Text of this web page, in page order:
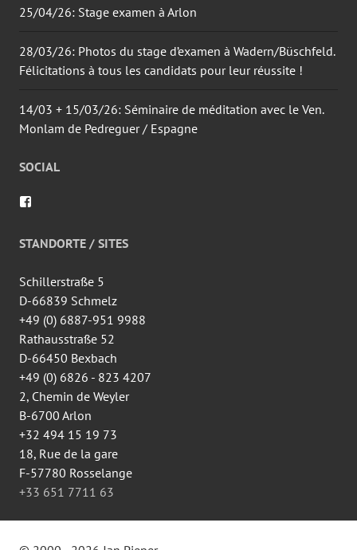
25/04/26: Stage examen à Arlon
28/03/26: Photos du stage d’examen à Wadern/Büschfeld.
Félicitations à tous les candidats pour leur réussite !
14/03 + 15/03/26: Séminaire de méditation avec le Ven.
Monlam de Pedreguer / Espagne
SOCIAL
de
wingtsun.arlon
Facebook
STANDORTE / SITES
Schillerstraße 5
D-66839 Schmelz
+49 (0) 6887-951 9988
Rathausstraße 52
D-66450 Bexbach
+49 (0) 6826 - 823 4207
2, Chemin de Weyler
B-6700 Arlon
+32 494 15 19 73
18, Rue de la gare
F-57780 Rosselange
+33 651 7711 63